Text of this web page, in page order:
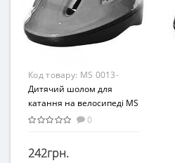
От 3-х лет
Материал
Комбинированный
Код товару: MS 0013-
1(Green)
Дитячий шолом для
катання на велосипеді MS
0013-1 з вентиляцією
0
242грн.